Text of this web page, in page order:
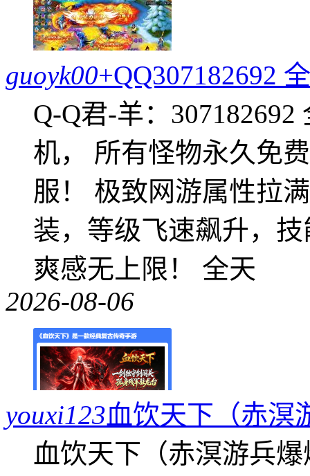
guoyk00+QQ307182692
Q-Q君-羊：
机， 所有怪物永久免
服！ 极致网游属性拉
装，等级飞速飙升，
爽感无上限！ 全天
2026-08-06
youxi123血饮天下（赤溟
血饮天下（赤溟游兵